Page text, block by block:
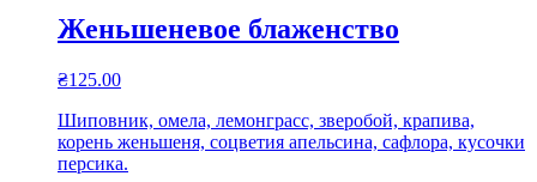
Женьшеневое блаженство
₴125.00
Шиповник, омела, лемонграсс, зверобой, крапива,
корень женьшеня, соцветия апельсина, сафлора, кусочки
персика.